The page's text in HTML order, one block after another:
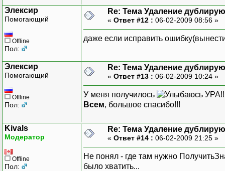
Элексир
Помогающий
Offline
Пол:
Re: Тема Удаление
« Ответ #12 : 06-02-2009 08:56 »
даже если исправить
Элексир
Помогающий
Offline
Пол:
Re: Тема Удаление
« Ответ #13 : 06-02-2009 10:24 »
У меня получилось
Всем, большое спасибо!!!
Kivals
Модератор
Offline
Пол:
Re: Тема Удаление
« Ответ #14 : 06-02-2009 21:25 »
Не понял - где там нужно
было хватить...